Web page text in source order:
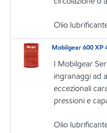
Olio
Mobilgear 600 XP
I Mobilgear
ingranaggi ad
eccezionali
pressioni e
Olio